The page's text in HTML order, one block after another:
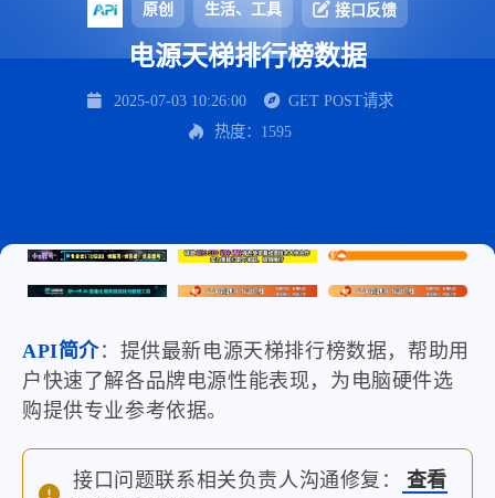
原创 生活、工具 接口反馈
电源天梯排行榜数据
2025-07-03 10:26:00
GET POST请求
热度：1595
API简介：提供最新电源天梯排行榜数据，帮助用
户快速了解各品牌电源性能表现，为电脑硬件选
购提供专业参考依据。
接口问题联系相关负责人沟通修复：
查看